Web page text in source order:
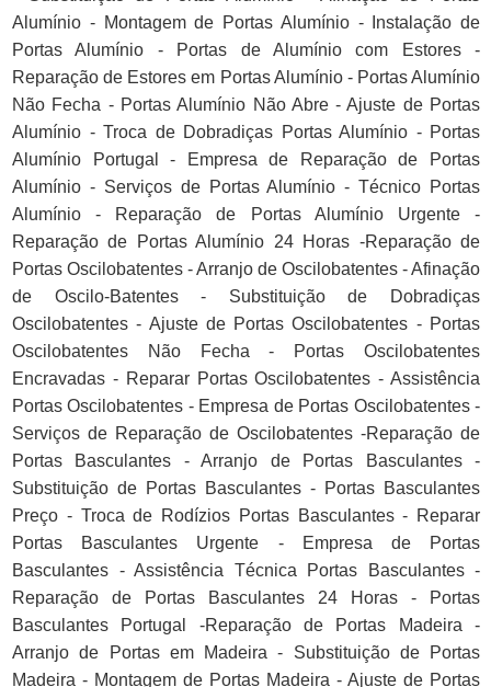
Alumínio - Montagem de Portas Alumínio - Instalação de
Portas Alumínio - Portas de Alumínio com Estores -
Reparação de Estores em Portas Alumínio - Portas Alumínio
Não Fecha - Portas Alumínio Não Abre - Ajuste de Portas
Alumínio - Troca de Dobradiças Portas Alumínio - Portas
Alumínio Portugal - Empresa de Reparação de Portas
Alumínio - Serviços de Portas Alumínio - Técnico Portas
Alumínio - Reparação de Portas Alumínio Urgente -
Reparação de Portas Alumínio 24 Horas -Reparação de
Portas Oscilobatentes - Arranjo de Oscilobatentes - Afinação
de Oscilo-Batentes - Substituição de Dobradiças
Oscilobatentes - Ajuste de Portas Oscilobatentes - Portas
Oscilobatentes Não Fecha - Portas Oscilobatentes
Encravadas - Reparar Portas Oscilobatentes - Assistência
Portas Oscilobatentes - Empresa de Portas Oscilobatentes -
Serviços de Reparação de Oscilobatentes -Reparação de
Portas Basculantes - Arranjo de Portas Basculantes -
Substituição de Portas Basculantes - Portas Basculantes
Preço - Troca de Rodízios Portas Basculantes - Reparar
Portas Basculantes Urgente - Empresa de Portas
Basculantes - Assistência Técnica Portas Basculantes -
Reparação de Portas Basculantes 24 Horas - Portas
Basculantes Portugal -Reparação de Portas Madeira -
Arranjo de Portas em Madeira - Substituição de Portas
Madeira - Montagem de Portas Madeira - Ajuste de Portas